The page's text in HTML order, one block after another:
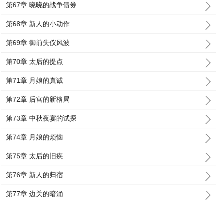
第67章 晓晓的战争债券
第68章 新人的小动作
第69章 御前失仪风波
第70章 太后的提点
第71章 月娘的真诚
第72章 后宫的新格局
第73章 中秋夜宴的试探
第74章 月娘的烦恼
第75章 太后的旧疾
第76章 新人的归宿
第77章 边关的暗涌